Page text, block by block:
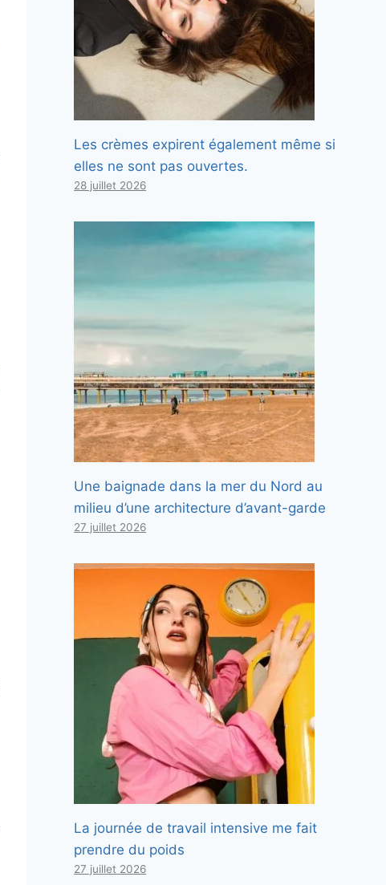
Les crèmes expirent également même si
elles ne sont pas ouvertes.
28 juillet 2026
Une baignade dans la mer du Nord au
milieu d’une architecture d’avant-garde
27 juillet 2026
La journée de travail intensive me fait
prendre du poids
27 juillet 2026